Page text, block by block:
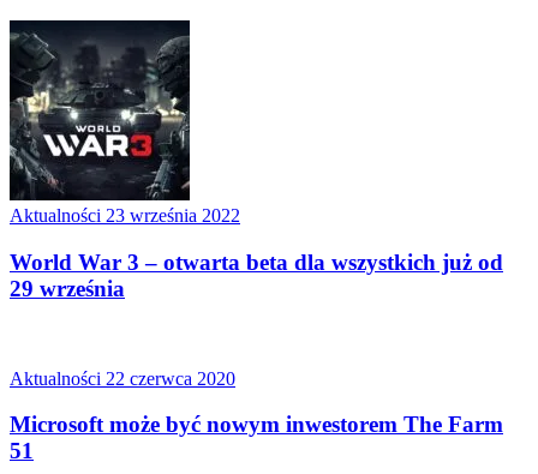
Aktualności 23 września 2022
World War 3 – otwarta beta dla wszystkich już od
29 września
Aktualności 22 czerwca 2020
Microsoft może być nowym inwestorem The Farm
51